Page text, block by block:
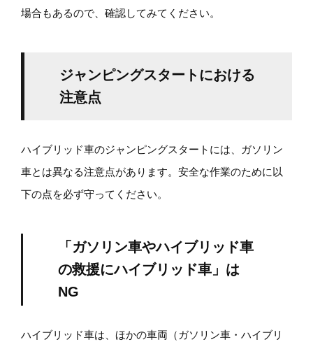
場合もあるので、確認してみてください。
ジャンピングスタートにおける
注意点
ハイブリッド車のジャンピングスタートには、ガソリン
車とは異なる注意点があります。安全な作業のために以
下の点を必ず守ってください。
「ガソリン車やハイブリッド車
の救援にハイブリッド車」は
NG
ハイブリッド車は、ほかの車両（ガソリン車・ハイブリ